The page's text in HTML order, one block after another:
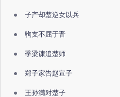
子产却楚逆女以兵
驹支不屈于晋
季梁谏追楚师
郑子家告赵宣子
王孙满对楚子